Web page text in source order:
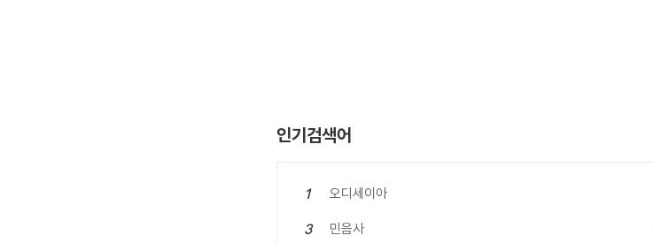
인기검색어
1 오디세이아
3 민음사